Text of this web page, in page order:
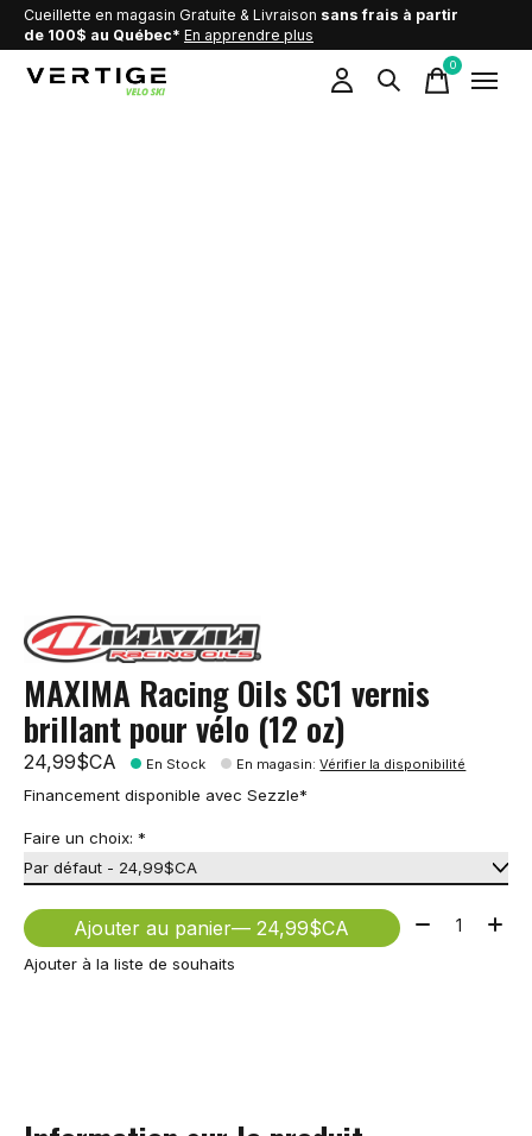
Cueillette en magasin Gratuite & Livraison sans frais à partir
de 100$ au Québec* En apprendre plus
0items
MAXIMA Racing Oils SC1 vernis
brillant pour vélo (12 oz)
24,99$CA En Stock En magasin:Vérifier la disponibilité
Financement disponible avec Sezzle*
Faire un choix: *
Ajouter au panier — 24,99$CA Quantité:
Ajouter à la liste de souhaits